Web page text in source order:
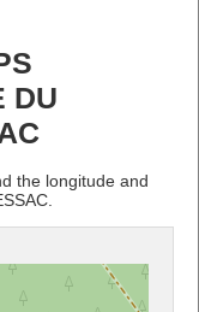
DU
the longitude and